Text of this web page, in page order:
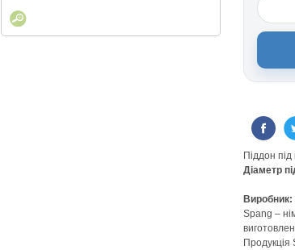
Пiддон пiд
Діаметр
Виробник:
Spang –
Продукція